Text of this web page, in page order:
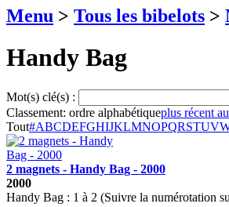
Menu > Tous les bibelots >
Handy Bag
Mot(s) clé(s) :
Classement: ordre alphabétiqueplus récent
Tout#ABCDEFGHIJKLMNOPQRSTUV
2 magnets - Handy Bag - 2000
2000
Handy Bag : 1 à 2 (Suivre la numérotation